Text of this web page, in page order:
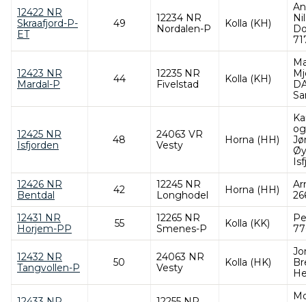
12422 NR
Skraafjord-P-
ET
49
12234 NR
Nordalen-P
Kolla (KH)
12423 NR
Mardal-P
44
12235 NR
Fivelstad
Kolla (KH)
12425 NR
Isfjorden
48
24063 VR
Vesty
Horna (HH)
12426 NR
Bentdal
42
12245 NR
Longhodel
Horna (HH)
12431 NR
Horjem-PP
55
12265 NR
Smenes-P
Kolla (KK)
12432 NR
Tangvollen-P
50
24063 NR
Vesty
Kolla (HK)